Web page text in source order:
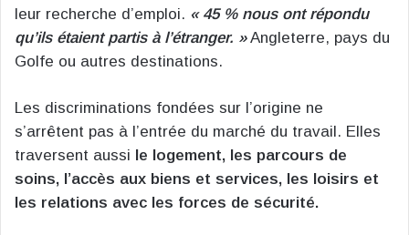
leur recherche d’emploi. « 45 % nous ont répondu
qu’ils étaient partis à l’étranger. »Angleterre, pays du
Golfe ou autres destinations.
Les discriminations fondées sur l’origine ne
s’arrêtent pas à l’entrée du marché du travail. Elles
traversent aussi le logement, les parcours de
soins, l’accès aux biens et services, les loisirs et
les relations avec les forces de sécurité.